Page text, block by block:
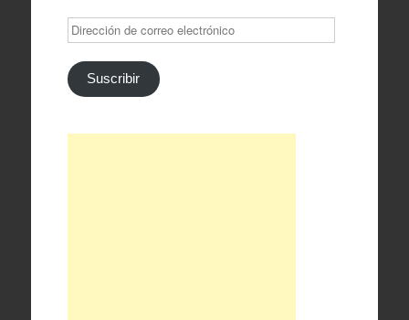
Dirección
de
correo
electrónico
Suscribir